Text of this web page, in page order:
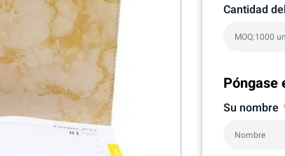
Cantidad
Póngase
Su nombre